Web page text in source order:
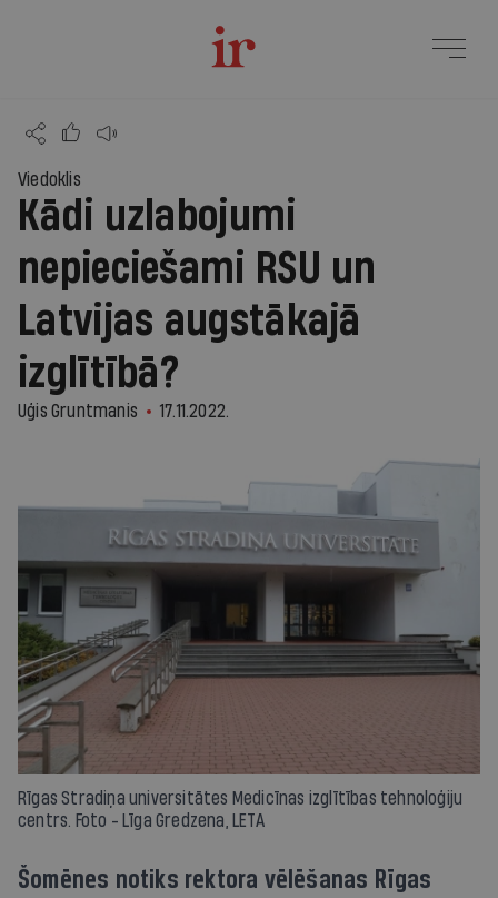
Viedoklis
Kādi uzlabojumi
nepieciešami RSU un
Latvijas augstākajā
izglītībā?
Uģis Gruntmanis 17.11.2022.
Rīgas Stradiņa universitātes Medicīnas izglītības tehnoloģiju
centrs. Foto - Līga Gredzena, LETA
Šomēnes notiks rektora vēlēšanas Rīgas